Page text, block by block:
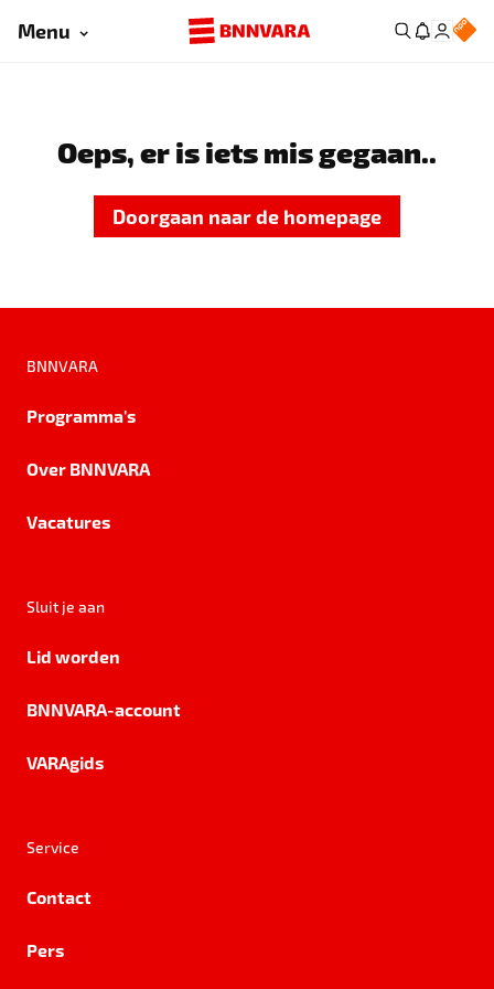
Menu
Oeps, er is iets mis gegaan..
Doorgaan naar de homepage
BNNVARA
Programma's
Over BNNVARA
Vacatures
Sluit je aan
Lid worden
BNNVARA-account
VARAgids
Service
Contact
Pers